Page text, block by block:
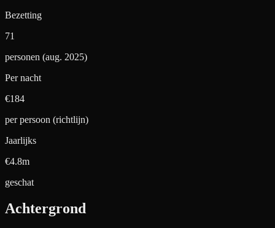
Bezetting
71
personen (aug. 2025)
Per nacht
€184
per persoon (richtlijn)
Jaarlijks
€4.8m
geschat
Achtergrond